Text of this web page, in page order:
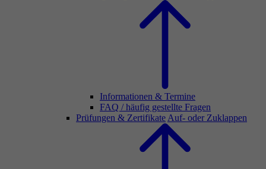
Informationen & Termine
FAQ / häufig gestellte Fragen
Prüfungen & Zertifikate Auf- oder Zuklappen